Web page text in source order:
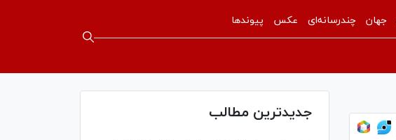
جهان چندرسانه‌ای عکس پیوندها
جدیدترین مطالب